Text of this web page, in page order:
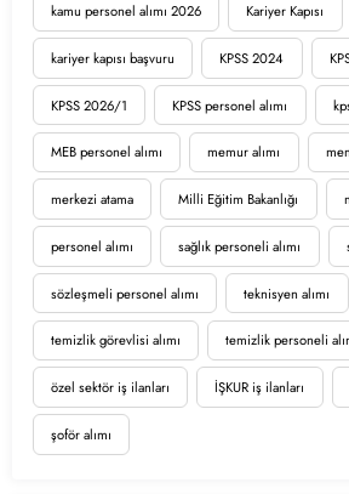
kamu personel alımı 2026 Kariyer Kapısı
kariyer kapısı başvuru KPSS 2024
KPSS 2026/1 KPSS personel alımı
MEB personel alımı memur alımı
merkezi atama Milli Eğitim Bakanlığı
personel alımı sağlık personeli alımı
sözleşmeli personel alımı teknisyen alımı
temizlik görevlisi alımı temizlik personeli
özel sektör iş ilanları İŞKUR iş ilanları
şoför alımı